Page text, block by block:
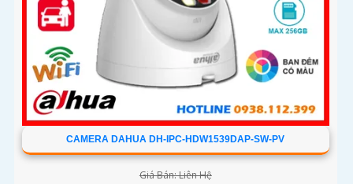
CAMERA DAHUA DH-IPC-HDW1539DAP-SW-PV
Giá Bán: Liên Hệ